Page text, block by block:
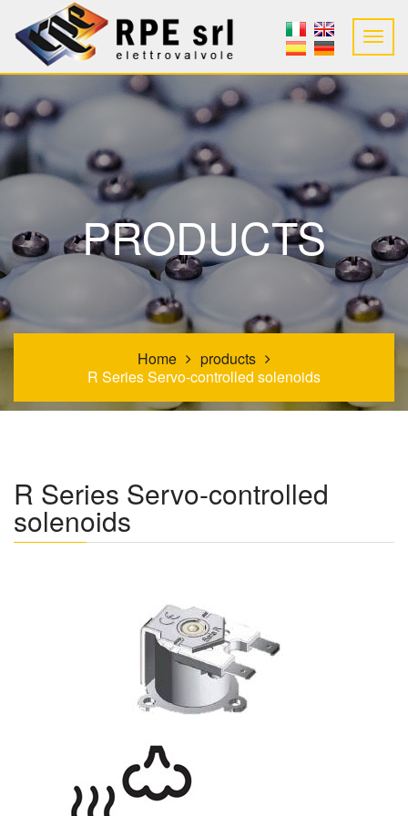
PRODUCTS
Home
products
R Series Servo-controlled solenoids
R Series Servo-controlled
solenoids